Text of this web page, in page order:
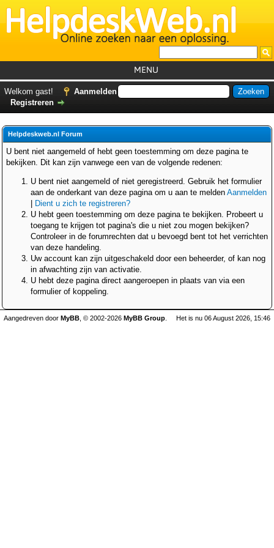
MENU
Helpdesks
Forum
Welkom gast!
Aanmelden
Registreren
Helpdeskweb.nl Forum
U bent niet aangemeld of hebt geen toestemming om deze pagina te
bekijken. Dit kan zijn vanwege een van de volgende redenen:
U bent niet aangemeld of niet geregistreerd. Gebruik het formulier
aan de onderkant van deze pagina om u aan te melden Aanmelden
Dient u zich te registreren?
U hebt geen toestemming om deze pagina te bekijken. Probeert u
toegang te krijgen tot pagina's die u niet zou mogen bekijken?
Controleer in de forumrechten dat u bevoegd bent tot het verrichten
van deze handeling.
Uw account kan zijn uitgeschakeld door een beheerder, of kan nog
in afwachting zijn van activatie.
U hebt deze pagina direct aangeroepen in plaats van via een
formulier of koppeling.
Het is nu 06 August 2026, 15:46
Aangedreven door MyBB , © 2002-2026 MyBB Group